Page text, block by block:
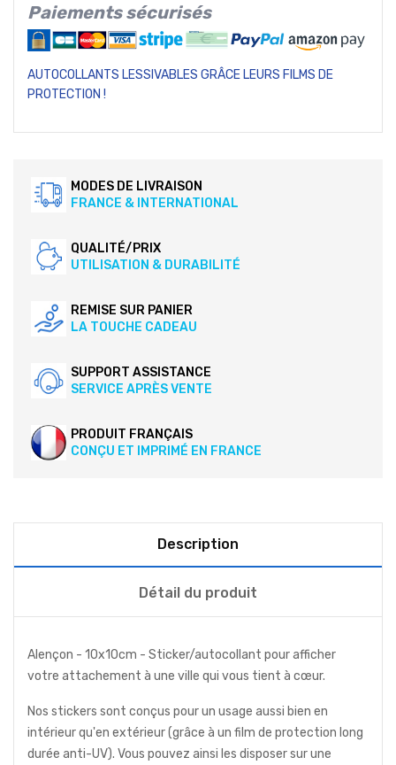
Paiements sécurisés
AUTOCOLLANTS LESSIVABLES GRÂCE LEURS FILMS DE
PROTECTION !
MODES DE LIVRAISON
FRANCE & INTERNATIONAL
QUALITÉ/PRIX
UTILISATION & DURABILITÉ
REMISE SUR PANIER
LA TOUCHE CADEAU
SUPPORT ASSISTANCE
SERVICE APRÈS VENTE
PRODUIT FRANÇAIS
CONÇU ET IMPRIMÉ EN FRANCE
Description
Détail du produit
Alençon - 10x10cm - Sticker/autocollant pour afficher
votre attachement à une ville qui vous tient à cœur.
Nos stickers sont conçus pour un usage aussi bien en
intérieur qu'en extérieur (grâce à un film de protection long
durée anti-UV). Vous pouvez ainsi les disposer sur une